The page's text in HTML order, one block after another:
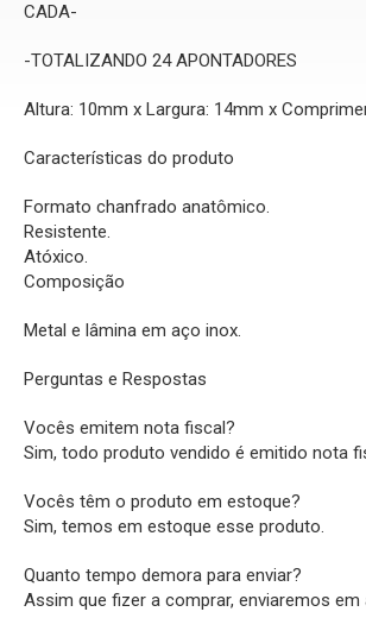
CADA-
-TOTALIZANDO 24 APONTADORES
Altura: 10mm x Largura: 14mm x
Características do produto
Formato chanfrado anatômico.
Resistente.
Atóxico.
Composição
Metal e lâmina em aço inox.
Perguntas e Respostas
Vocês emitem nota fiscal?
Sim, todo produto vendido é emitido nota
Vocês têm o produto em estoque?
Sim, temos em estoque esse produto.
Quanto tempo demora para enviar?
Assim que fizer a comprar, enviaremos em